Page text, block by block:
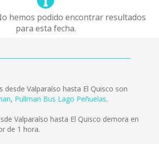
hemos podido encontrar resultados
para esta fecha.
desde Valparaíso hasta El Quisco son
, Pullman Bus Lago Peñuelas.
Valparaíso hasta El Quisco demora en
de 1 hora.